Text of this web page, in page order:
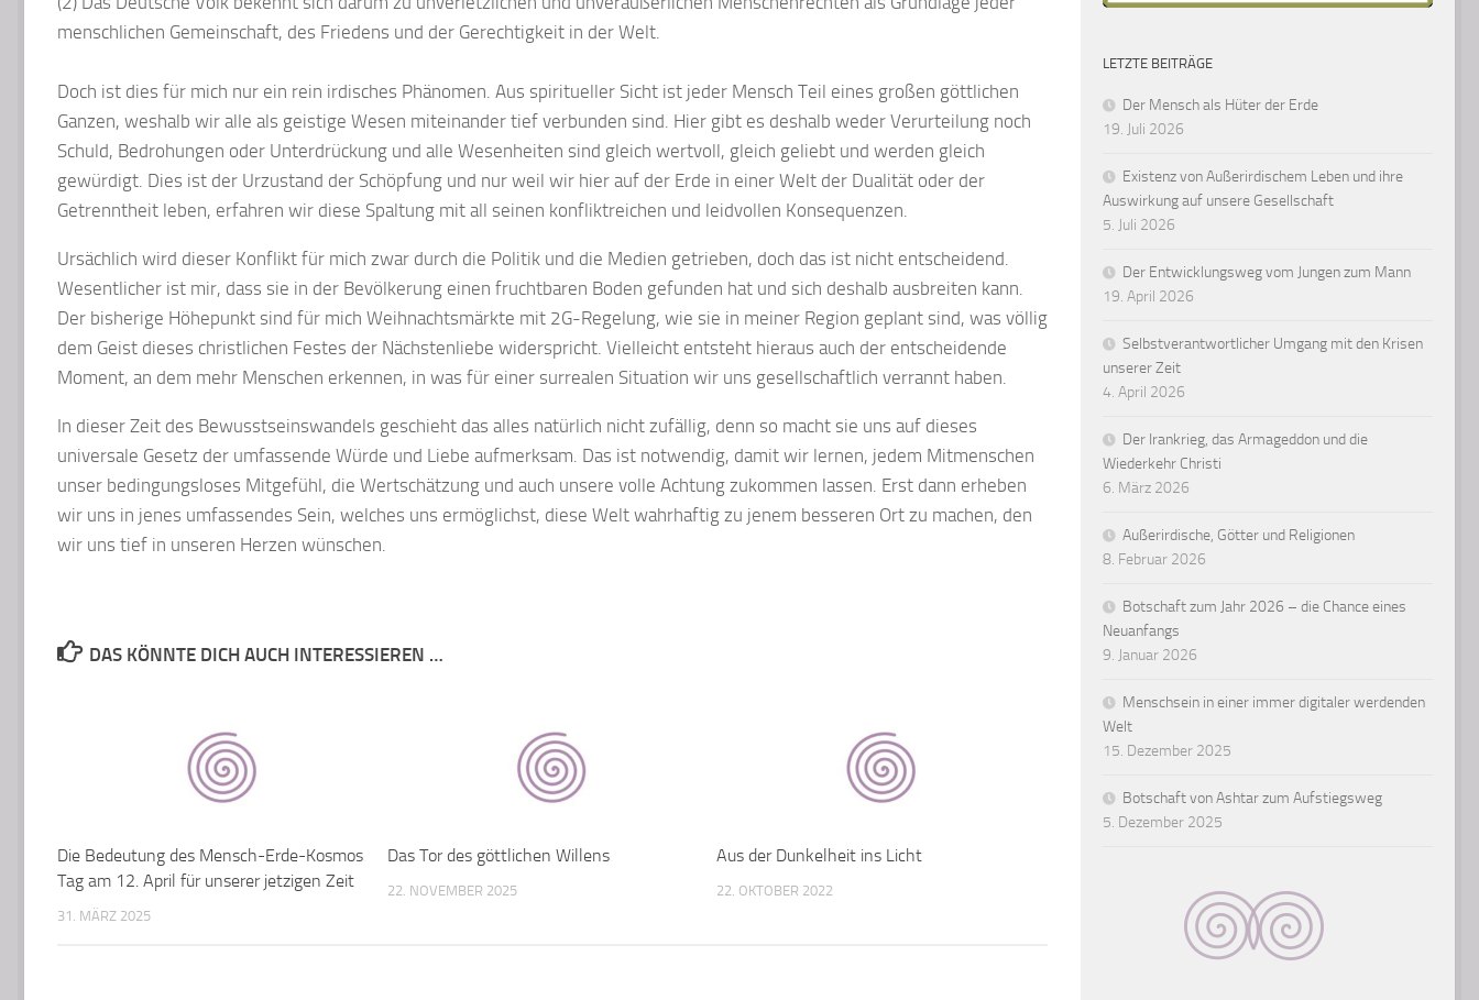
menschlichen Gemeinschaft, des Friedens und der Gerechtigkeit in der Welt.
Doch ist dies für mich nur ein rein irdisches Phänomen. Aus spiritueller Sicht ist jeder Mensch Teil eines großen göttlichen
Ganzen, weshalb wir alle als geistige Wesen miteinander tief verbunden sind. Hier gibt es deshalb weder Verurteilung noch
Schuld, Bedrohungen oder Unterdrückung und alle Wesenheiten sind gleich wertvoll, gleich geliebt und werden gleich
gewürdigt. Dies ist der Urzustand der Schöpfung und nur weil wir hier auf der Erde in einer Welt der Dualität oder der
Getrenntheit leben, erfahren wir diese Spaltung mit all seinen konfliktreichen und leidvollen Konsequenzen.
Ursächlich wird dieser Konflikt für mich zwar durch die Politik und die Medien getrieben, doch das ist nicht entscheidend.
Wesentlicher ist mir, dass sie in der Bevölkerung einen fruchtbaren Boden gefunden hat und sich deshalb ausbreiten kann.
Der bisherige Höhepunkt sind für mich Weihnachtsmärkte mit 2G-Regelung, wie sie in meiner Region geplant sind, was völlig
dem Geist dieses christlichen Festes der Nächstenliebe widerspricht. Vielleicht entsteht hieraus auch der entscheidende
Moment, an dem mehr Menschen erkennen, in was für einer surrealen Situation wir uns gesellschaftlich verrannt haben.
In dieser Zeit des Bewusstseinswandels geschieht das alles natürlich nicht zufällig, denn so macht sie uns auf dieses
universale Gesetz der umfassende Würde und Liebe aufmerksam. Das ist notwendig, damit wir lernen, jedem Mitmenschen
unser bedingungsloses Mitgefühl, die Wertschätzung und auch unsere volle Achtung zukommen lassen. Erst dann erheben
wir uns in jenes umfassendes Sein, welches uns ermöglichst, diese Welt wahrhaftig zu jenem besseren Ort zu machen, den
wir uns tief in unseren Herzen wünschen.
DAS KÖNNTE DICH AUCH INTERESSIEREN …
Die Bedeutung des Mensch-Erde-Kosmos
Tag am 12. April für unserer jetzigen Zeit
31. MÄRZ 2025
Das Tor des göttlichen Willens
22. NOVEMBER 2025
Aus der Dunkelheit ins Licht
22. OKTOBER 2022
LETZTE BEITRÄGE
Der Mensch als Hüter der Erde
19. Juli 2026
Existenz von Außerirdischem Leben und ihre
Auswirkung auf unsere Gesellschaft
5. Juli 2026
Der Entwicklungsweg vom Jungen zum Mann
19. April 2026
Selbstverantwortlicher Umgang mit den Krisen
unserer Zeit
4. April 2026
Der Irankrieg, das Armageddon und die
Wiederkehr Christi
6. März 2026
Außerirdische, Götter und Religionen
8. Februar 2026
Botschaft zum Jahr 2026 – die Chance eines
Neuanfangs
9. Januar 2026
Menschsein in einer immer digitaler werdenden
Welt
15. Dezember 2025
Botschaft von Ashtar zum Aufstiegsweg
5. Dezember 2025